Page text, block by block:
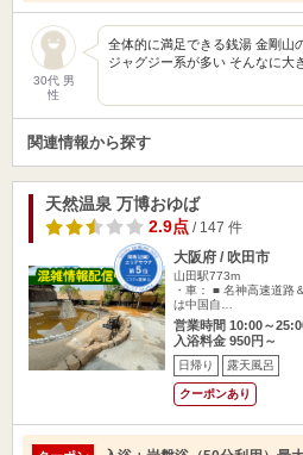
30代 男
性
全体的に満足できる銭湯 金剛山
ジャグジー系が多い そんなに大
関連情報から探す
天然温泉 万博おゆば
2.9点/ 147 件
大阪府 / 吹田市
山田駅773m
・車： ■ 名神高速道路
は中国自…
営業時間 10:00～
入浴料金 950円～
日帰り 露天風呂
クーポンあり